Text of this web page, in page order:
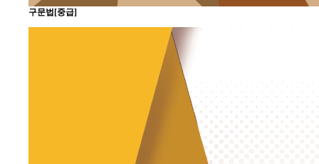
구문법[중급]